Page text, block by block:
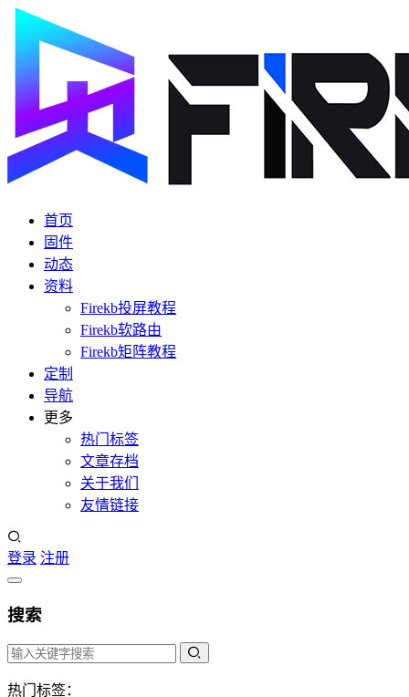
首页
固件
动态
资料
Firekb投屏教程
Firekb软路由
Firekb矩阵教程
定制
导航
更多
热门标签
文章存档
关于我们
友情链接
登录 注册
搜索
热门标签：